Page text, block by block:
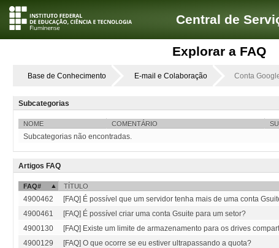
Central de
Explorar a FAQ
Base de Conhecimento E-mail e Colaboração Conta
Subcategorias
NOME COMENTÁRIO
Subcategorias não encontradas.
Artigos FAQ
FAQ# TÍTULO
4900462 [FAQ] É possível que um servidor tenha mais de uma conta
4900461
[FAQ] É possível criar uma conta Gsuite para um setor?
4900130
[FAQ] Existe um limite de armazenamento para os drives
4900129
[FAQ] O que ocorre se eu estiver ultrapassando a quota?